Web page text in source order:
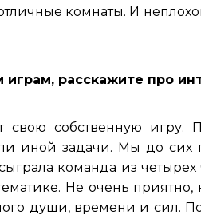
комнаты. И
расскажите про
свою собственную игру.
иной задачи. Мы до сих
команда из
Не очень
души, времени и сил.